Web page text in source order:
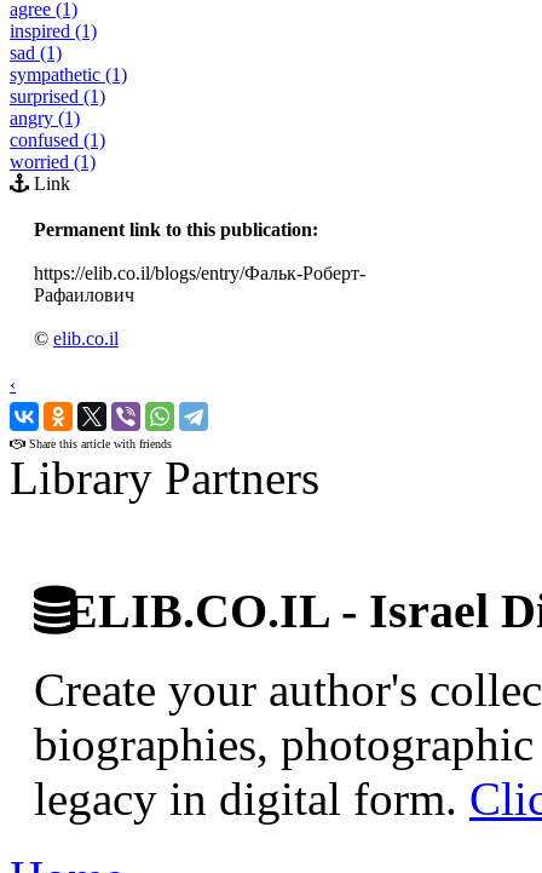
agree (1)
inspired (1)
sad (1)
sympathetic (1)
surprised (1)
angry (1)
confused (1)
worried (1)
Link
Permanent link to this publication:
https://elib.co.il/blogs/entry/Фальк-Роберт-
Рафаилович
© elib.co.il
‹
›
Share this article with friends
Library Partners
ELIB.CO.IL - Israel
Create your author's
biographies,
legacy in digital form.